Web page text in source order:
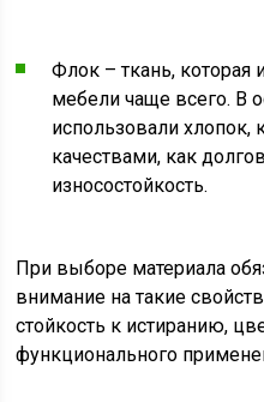
Флок – ткань, которая
мебели чаще всего. В
использовали хлопок,
качествами, как
износостойкость.
При выборе материала
внимание на такие
стойкость к истиранию,
функционального